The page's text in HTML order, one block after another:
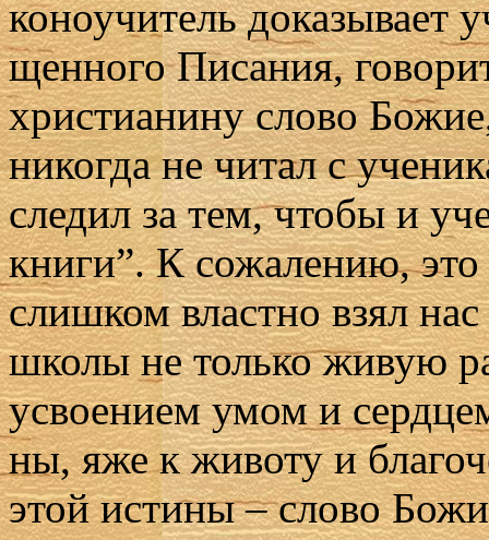
ко­но­учи­тель
щен­но­го Пи­са­ния,
хри­сти­а­ни­ну сло­во
ни­ко­гда не чи­тал с
сле­дил за тем, чтобы и
кни­ги”. К со­жа­ле­нию, это
слиш­ком власт­но взял
шко­лы не толь­ко жи­вую
усво­е­ни­ем умом и
ны, яже к жи­во­ту и
этой ис­ти­ны – сло­во